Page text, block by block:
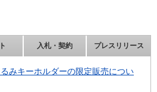
入札・契約 プレスリリース
みキーホルダーの限定販売につい